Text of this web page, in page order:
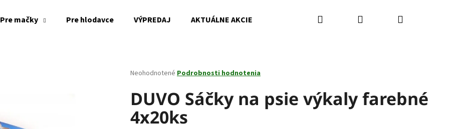
Pre mačky Pre hlodavce VÝPREDAJ AKTUÁLNE AKCIE Kamenná predajňa Kontakty
Hľadať PrihlásenieNákupný
Priemerné
produktu
je
0,0
z
Neohodnotené Podrobnosti hodnotenia
DUVO Sáčky na psie výkaly farebné
4x20ks
HĽADAŤ